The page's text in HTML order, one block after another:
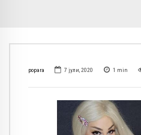
popara 7 јули, 2020 1 min